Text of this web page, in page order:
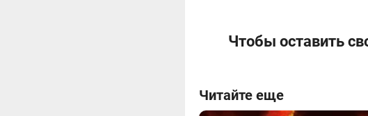
Чтобы оставить
Читайте еще